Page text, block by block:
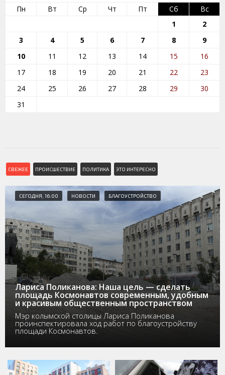
Пн
Вт Ср Чт Пт Сб
Вс
1
2
3
4 5 6 7 8
9
10
11 12 13 14 15
16
17
18 19 20 21 22
23
24
25 26 27 28 29
30
31
СВЕЖЕЕ ПРОИСШЕСТВИЕ ПОЛИТИКА ЭТО ИНТЕРЕСНО
СЕГОДНЯ, 16:00 НОВОСТИ БЛАГОУСТРОЙСТВО
Лариса Поликанова: Наша цель — сделать
площадь Космонавтов современным, удобным
и красивым общественным пространством
Мэр колымской столицы Лариса Поликанова
проинспектировала ход работ по благоустройству
площади Космонавтов.